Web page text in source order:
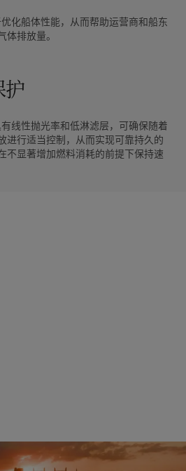
化船体性能，从而帮助运营商和船东
排放量。
护
线性抛光率和低淋滤层，可确保随着
进行适当控制，从而实现可靠持久的
不显著增加燃料消耗的前提下保持速